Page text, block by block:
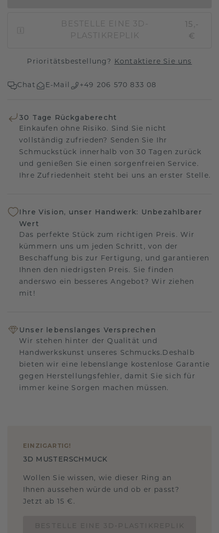
BESTELLE EINE 3D-
PLASTIKREPLIK
15,-
€
Prioritätsbestellung? Kontaktiere Sie uns
Chat E-Mail +49 206 570 833 08
30 Tage Rückgaberecht
Einkaufen ohne Risiko. Sind Sie nicht
vollständig zufrieden? Senden Sie Ihr
Schmuckstück innerhalb von 30 Tagen zurück
und genießen Sie einen sorgenfreien Service.
Ihre Zufriedenheit steht bei uns an erster Stelle.
Ihre Vision, unser Handwerk: Unbezahlbarer
Wert
Das perfekte Stück zum richtigen Preis. Wir
kümmern uns um jeden Schritt, von der
Beschaffung bis zur Fertigung, und garantieren
Ihnen den niedrigsten Preis. Sie finden
anderswo ein besseres Angebot? Wir ziehen
mit!
Unser lebenslanges Versprechen
Wir stehen hinter der Qualität und
Handwerkskunst unseres Schmucks.Deshalb
bieten wir eine lebenslange kostenlose Garantie
gegen Herstellungsfehler, damit Sie sich für
immer keine Sorgen machen müssen.
EINZIGARTIG !
3D MUSTERSCHMUCK
Wollen Sie wissen, wie dieser Ring an
Ihnen aussehen würde und ob er passt?
Jetzt ab 15 €.